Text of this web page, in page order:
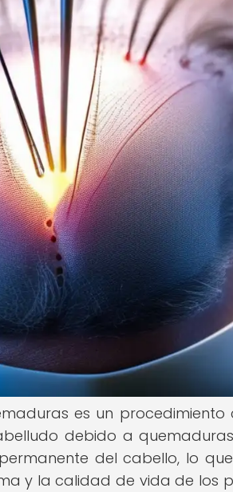
es un
debido a
del cabello, lo
y la calidad de vida de los